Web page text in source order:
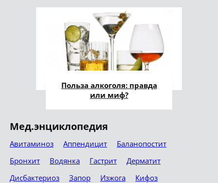
Польза алкоголя: правда
или миф?
Мед.энциклопедия
Авитаминоз Аппендицит
Баланопостит
Бронхит
Водянка Гастрит
Дерматит
Дисбактериоз
Запор Изжога
Кифоз